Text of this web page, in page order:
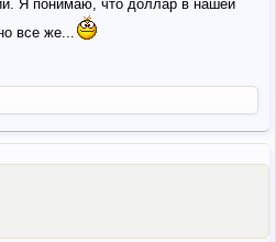
Я понимаю, что доллар в нашей
все же...